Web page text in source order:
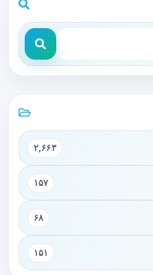
۲,۶۶۳
۱۵۷
۶۸
۱۵۱